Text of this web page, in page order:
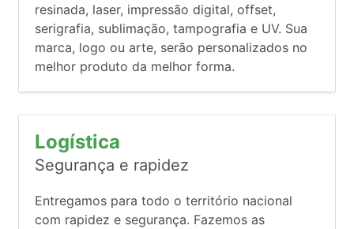
resinada, laser, impressão digital, offset,
serigrafia, sublimação, tampografia e UV. Sua
marca, logo ou arte, serão personalizados no
melhor produto da melhor forma.
Logística
Segurança e rapidez
Entregamos para todo o território nacional
com rapidez e segurança. Fazemos as